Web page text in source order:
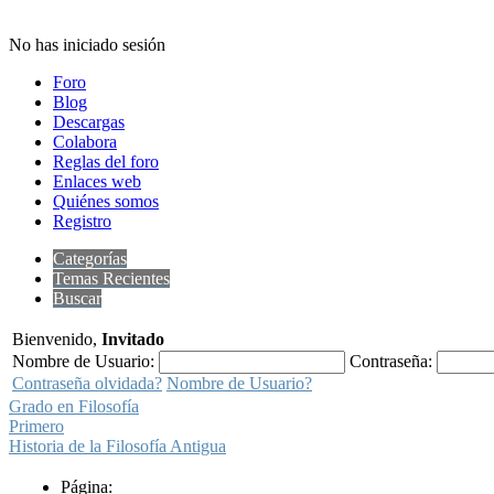
No has iniciado sesión
Foro
Blog
Descargas
Colabora
Reglas del foro
Enlaces web
Quiénes somos
Registro
Categorías
Temas Recientes
Buscar
Bienvenido, Invitado
Nombre de Usuario:
Contraseña:
Contraseña olvidada? Nombre de Usuario?
Grado en Filosofía
Primero
Historia de la Filosofía Antigua
Página: